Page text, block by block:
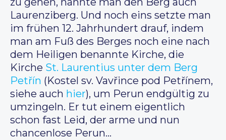
Laurenziberg. Und noch eins setzte man
im frühen 12. Jahrhundert drauf, indem
man am Fuß des Berges noch eine nach
dem Heiligen benannte Kirche, die
Kirche St. Laurentius unter dem Berg
Petřín (Kostel sv. Vavřince pod Petřínem,
siehe auch hier), um Perun endgültig zu
umzingeln. Er tut einem eigentlich
schon fast Leid, der arme und nun
chancenlose Perun…